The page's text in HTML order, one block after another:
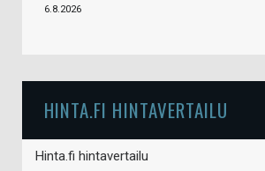
6.8.2026
HINTA.FI HINTAVERTAILU
Hinta.fi hintavertailu